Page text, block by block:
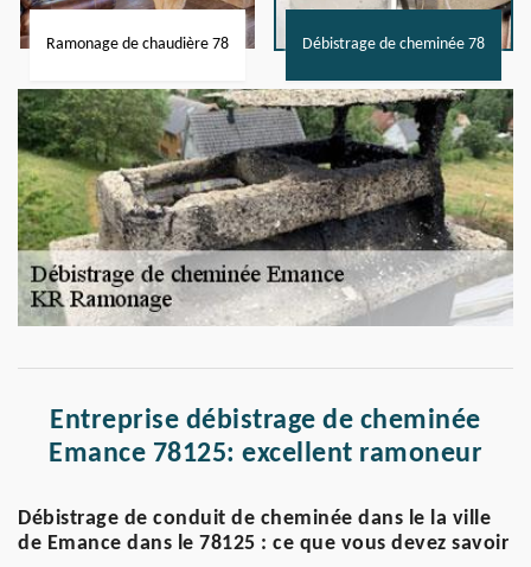
Ramonage de chaudière 78 Débistrage de cheminée 78
Entreprise débistrage de cheminée
Emance 78125: excellent ramoneur
Débistrage de conduit de cheminée dans le la ville
de Emance dans le 78125 : ce que vous devez savoir